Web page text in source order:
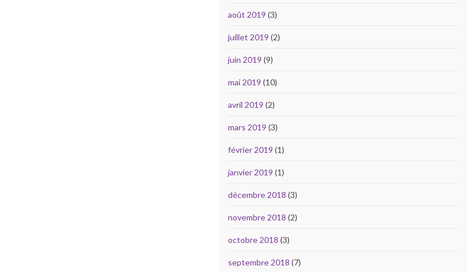
août 2019 (3)
juillet 2019 (2)
juin 2019 (9)
mai 2019 (10)
avril 2019 (2)
mars 2019 (3)
février 2019 (1)
janvier 2019 (1)
décembre 2018 (3)
novembre 2018 (2)
octobre 2018 (3)
septembre 2018 (7)